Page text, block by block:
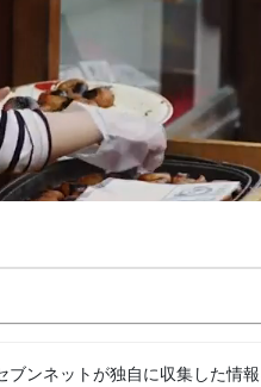
ンネットが独自に収集した情